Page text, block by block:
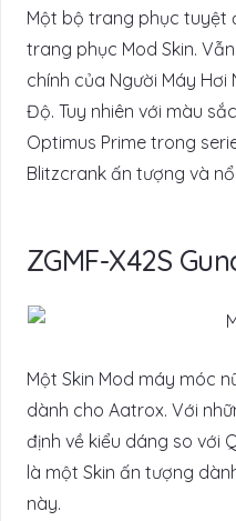
Một bộ trang phục tuyệt
trang phục Mod Skin.
chính của Người Máy
Độ. Tuy nhiên với màu
Optimus Prime trong
Blitzcrank ấn tượng và
ZGMF-X42S
Một Skin Mod máy móc
dành cho Aatrox. Với
định về kiểu dáng so với
là một Skin ấn tượng
này.